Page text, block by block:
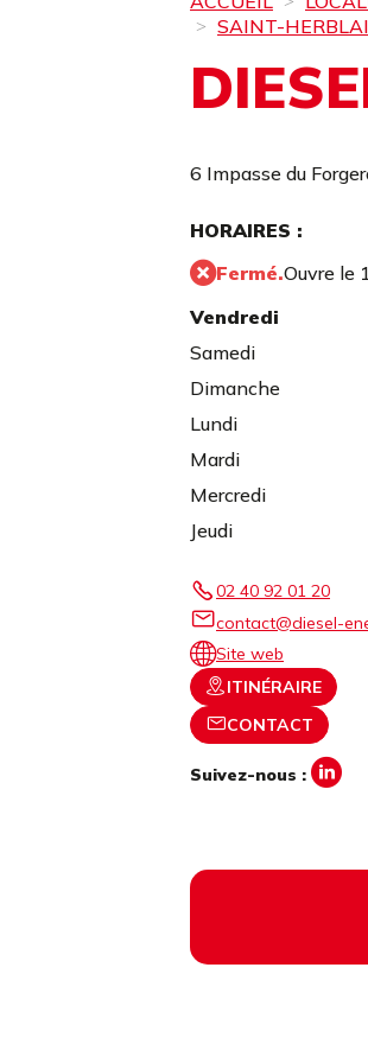
SAINT-
6 Impasse du
HORAIRES :
Fermé.Ouvre le
Vendredi
Samedi
Dimanche
Lundi
Mardi
Mercredi
Jeudi
02 40 92 01 20
contact@diesel-
Site web
ITINÉRAIRE
CONTACT
Suivez-nous :